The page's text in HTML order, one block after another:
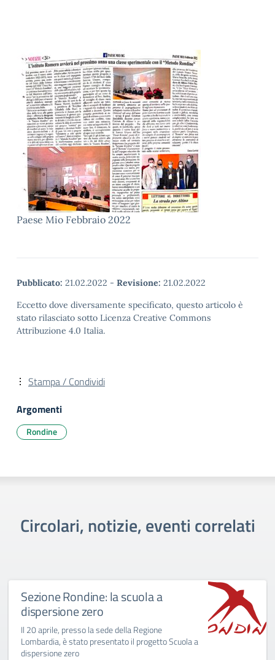
Paese Mio Febbraio 2022
Pubblicato: 21.02.2022 - Revisione: 21.02.2022
Eccetto dove diversamente specificato, questo articolo è
stato rilasciato sotto Licenza Creative Commons
Attribuzione 4.0 Italia.
Stampa / Condividi
Argomenti
Rondine
Circolari, notizie, eventi correlati
Sezione Rondine: la scuola a
dispersione zero
Il 20 aprile, presso la sede della Regione
Lombardia, è stato presentato il progetto Scuola a
dispersione zero